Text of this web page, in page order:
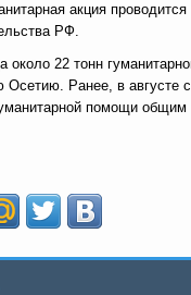
акция
РФ.
около 22 тонн
Ранее, в августе
помощи общим